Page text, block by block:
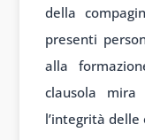
della
presenti
alla
clausola
l’integrità